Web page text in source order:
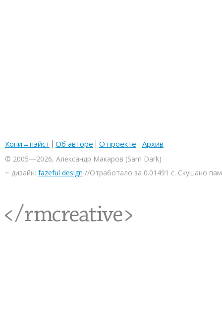
Копи→пэйст Об авторе О проекте Архив
© 2005—2026, Александр Макаров (Sam Dark)
~ дизайн: fazeful design //Отработало за 0.01491 с. Скушано
<rmcreative/>